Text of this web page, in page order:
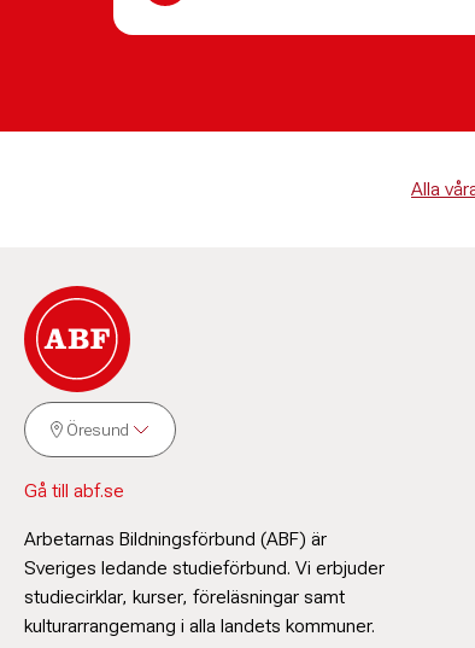
Alla
Öresund
Gå till abf.se
Arbetarnas Bildningsförbund (ABF) är
Sveriges ledande studieförbund. Vi erbjuder
studiecirklar, kurser, föreläsningar samt
kulturarrangemang i alla landets kommuner.